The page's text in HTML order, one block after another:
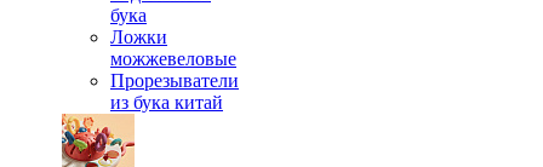
бука
Ложки
можжевеловые
Прорезыватели
из бука китай